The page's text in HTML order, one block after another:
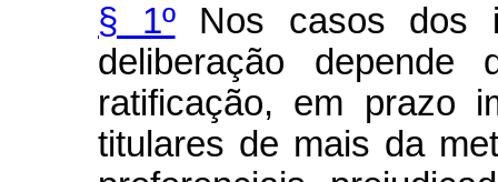
§ 1ºNos casos dos
deliberação
ratificação, em prazo
titulares de mais da